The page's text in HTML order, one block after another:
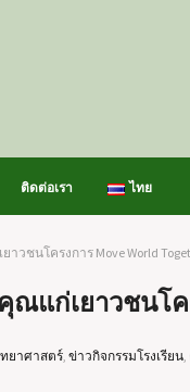
ติดต่อเรา ไทย
วชนโครงการ Move World
แก่เยาวชนโค
ยาศาสตร์, ข่าวกิจกรรมโรงเรียน,